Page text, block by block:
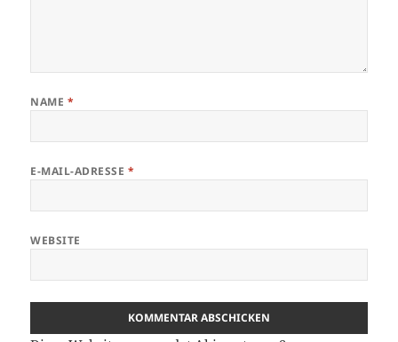
NAME *
E-MAIL-ADRESSE *
WEBSITE